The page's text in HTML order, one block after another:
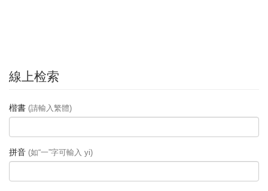
線上检索
楷書 (請輸入繁體)
拼音 (如“一”字可輸入 yi)